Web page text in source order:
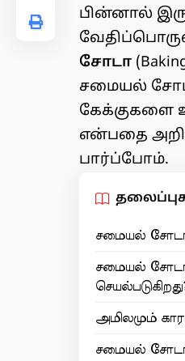
பின்னால்
சோடா
சமையல்
கேக்குகளை
என்பதை
பார்ப்போம்.
சமையல்
சமையல்
அமிலமும்
சமையல்